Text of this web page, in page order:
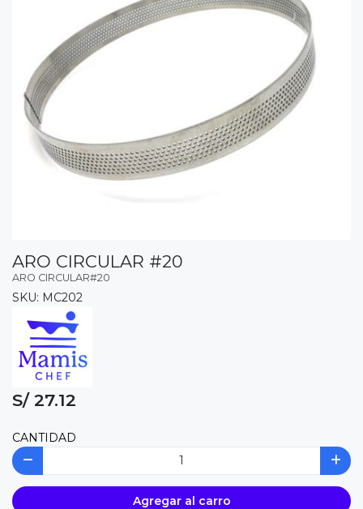
ARO CIRCULAR #20
ARO CIRCULAR#20
SKU: MC202
S/ 27.12
CANTIDAD
Agregar al carro